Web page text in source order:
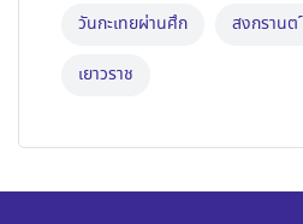
วันกะเทยผ่านศึก สงกรานต ์
เยาวราช